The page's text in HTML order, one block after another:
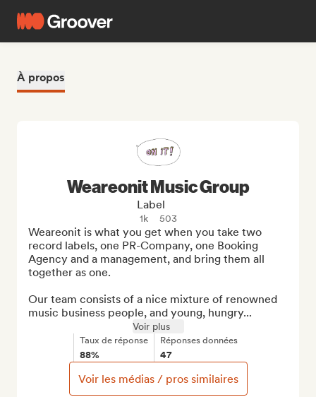
À propos
Weareonit Music Group
Label
1k 503
Weareonit is what you get when you take two
record labels, one PR-Company, one Booking
Agency and a management, and bring them all
together as one.
Our team consists of a nice mixture of renowned
music business people, and young, hungry...
Voir plus
Taux de réponse
88%
Réponses données
47
Voir les médias / pros similaires